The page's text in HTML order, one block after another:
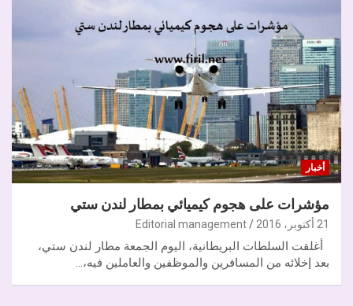
أخبار
مؤشرات على هجوم كيميائي بمطار لندن ستي
21 أكتوبر، 2016 Editorial management
أغلقت السلطات البريطانية، اليوم الجمعة مطار لندن ستي،
بعد إخلائه من المسافرين والموظفين والعاملين فيه،…